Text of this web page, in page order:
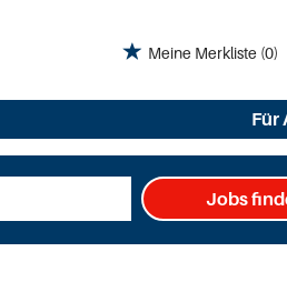
Meine Merkliste (0)
Für
Jobs